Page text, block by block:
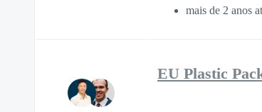
mais de 2 anos
EU Plastic